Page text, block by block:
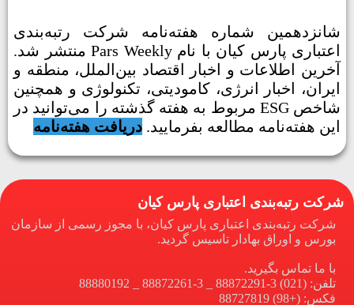
شانزدهمین شماره هفته‌نامه شرکت رتبه‌بندی
اعتباری پارس کیان با نام Pars Weekly منتشر شد.
آخرین اطلاعات و اخبار اقتصاد بین‌الملل، منطقه و
ایران، اخبار انرژی، کامودیتی، تکنولوژی و همچنین
شاخص ESG مربوط به هفته گذشته را می‌توانید در
این هفته‌نامه مطالعه بفرمایید. دریافت هفته‌نامه
شرکت رتبه‌بندی اعتباری پارس کیان
شرکت رتبه‌بندی اعتباری پارس کیان، با مجوز رسمی از سازمان
بورس و اوراق بهادار تاسیس گردید.
با ما تماس بگیرید.
تلفن: (021) 3-88872291 _ 3-88872261 _ 88880192
فکس: (+98) 88727819